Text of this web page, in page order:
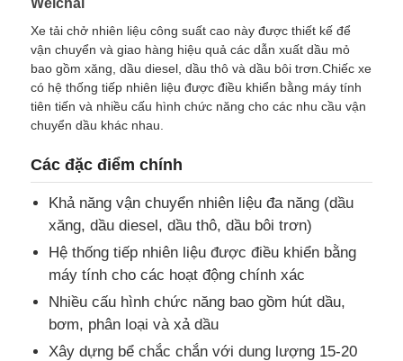
Xe chở dầu nhiên liệu
ISO Tank Container
Xe tải làm sạch vệ sinh
Thùng xe tải đông lạnh
Hook ARM Rác xe tải
Các bộ phận xe đặc biệt
Xe tải chở nhiên liệu công suất cao này được thiết kế để
vận chuyển và giao hàng hiệu quả các dẫn xuất dầu mỏ
bao gồm xăng, dầu diesel, dầu thô và dầu bôi trơn.Chiếc xe
có hệ thống tiếp nhiên liệu được điều khiển bằng máy tính
tiên tiến và nhiều cấu hình chức năng cho các nhu cầu vận
chuyển dầu khác nhau.
Các đặc điểm chính
Khả năng vận chuyển nhiên liệu đa năng (dầu
xăng, dầu diesel, dầu thô, dầu bôi trơn)
Hệ thống tiếp nhiên liệu được điều khiển bằng
máy tính cho các hoạt động chính xác
Nhiều cấu hình chức năng bao gồm hút dầu,
bơm, phân loại và xả dầu
Xây dựng bể chắc chắn với dung lượng 15-20